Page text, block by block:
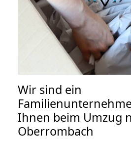
Wir sind ein
Ihnen beim Umzug
Oberrombach